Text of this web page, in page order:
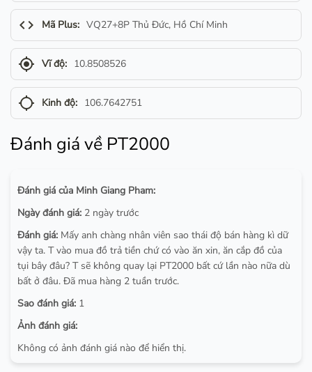
code Mã Plus: VQ27+8P Thủ Đức, Hồ Chí Minh
gps_fixed Vĩ độ: 10.8508526
gps_not_fixed Kinh độ: 106.7642751
Đánh giá về PT2000
Đánh giá của Minh Giang Pham:
Ngày đánh giá: 2 ngày trước
Đánh giá: Mấy anh chàng nhân viên sao thái độ bán hàng kì dữ
vậy ta. T vào mua đồ trả tiền chứ có vào ăn xin, ăn cắp đồ của
tụi bây đâu? T sẽ không quay lại PT2000 bất cứ lần nào nữa dù
bất ở đâu. Đã mua hàng 2 tuần trước.
Sao đánh giá: 1
Ảnh đánh giá:
Không có ảnh đánh giá nào để hiển thị.